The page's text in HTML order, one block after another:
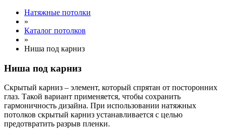
Натяжные потолки
»
Каталог потолков
»
Ниша под карниз
Ниша под карниз
Скрытый карниз – элемент, который спрятан от посторонних
глаз. Такой вариант применяется, чтобы сохранить
гармоничность дизайна. При использовании натяжных
потолков скрытый карниз устанавливается с целью
предотвратить разрыв пленки.